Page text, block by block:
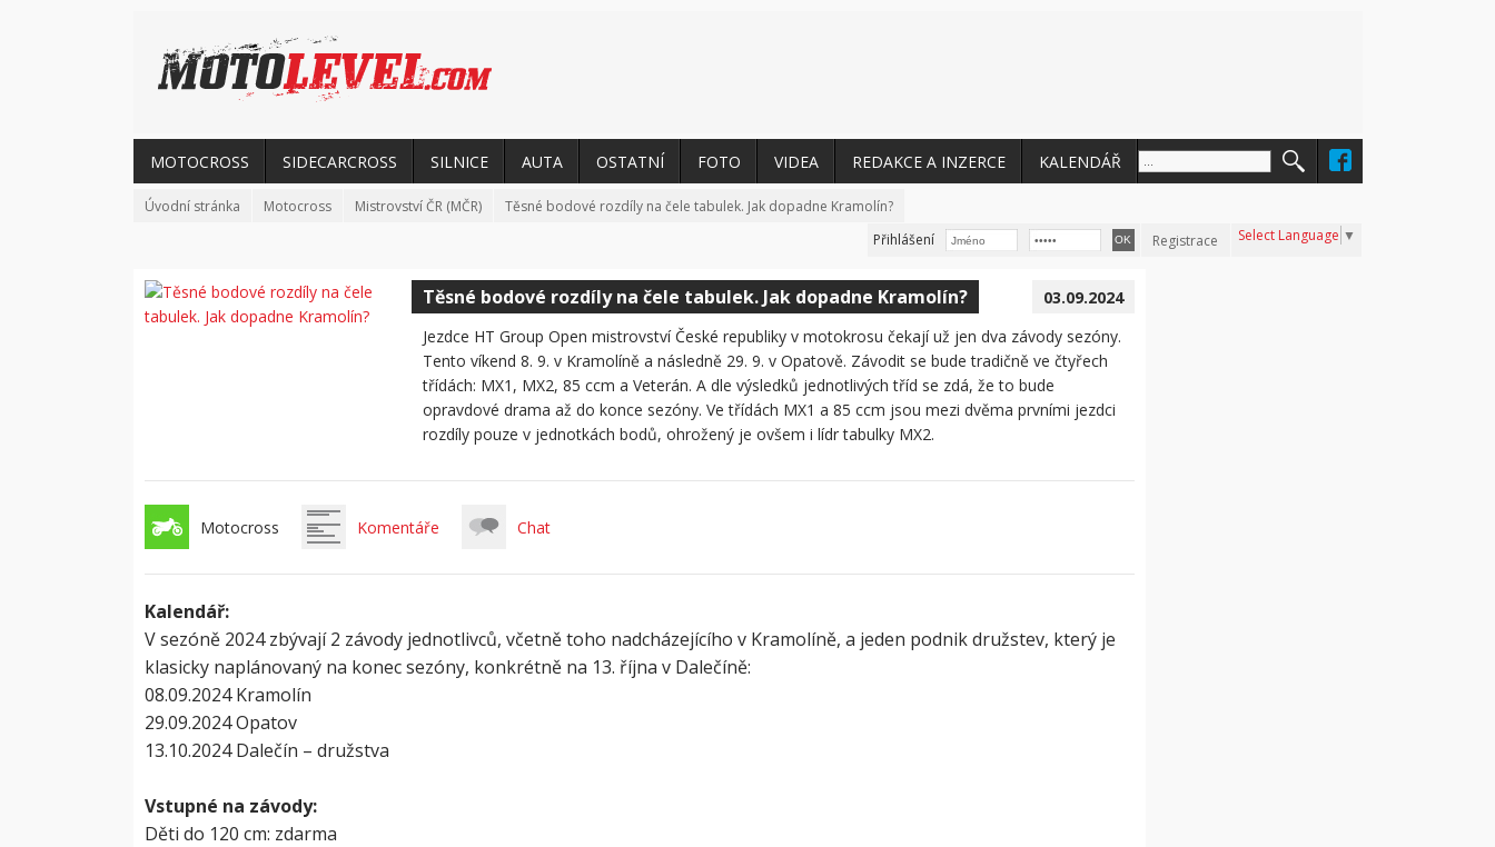
MOTOCROSS SIDECARCROSS SILNICE AUTA OSTATNÍ FOTO VIDEA REDAKCE A INZERCE KALENDÁŘ
Úvodní stránka Motocross Mistrovství ČR (MČR)
Těsné bodové rozdíly na čele tabulek. Jak dopadne Kramolín?
Přihlášení
Registrace Select Language ▼
Těsné bodové rozdíly na čele tabulek. Jak dopadne Kramolín?
03.09.2024
Jezdce HT Group Open mistrovství České republiky v motokrosu čekají už jen dva závody sezóny.
Tento víkend 8. 9. v Kramolíně a následně 29. 9. v Opatově. Závodit se bude tradičně ve čtyřech
třídách: MX1, MX2, 85 ccm a Veterán. A dle výsledků jednotlivých tříd se zdá, že to bude
opravdové drama až do konce sezóny. Ve třídách MX1 a 85 ccm jsou mezi dvěma prvními jezdci
rozdíly pouze v jednotkách bodů, ohrožený je ovšem i lídr tabulky MX2.
Motocross Komentáře Chat
Kalendář:
V sezóně 2024 zbývají 2 závody jednotlivců, včetně toho nadcházejícího v Kramolíně, a jeden podnik družstev, který je
klasicky naplánovaný na konec sezóny, konkrétně na 13. října v Dalečíně:
08.09.2024 Kramolín
29.09.2024 Opatov
13.10.2024 Dalečín – družstva
Vstupné na závody:
Děti do 120 cm: zdarma